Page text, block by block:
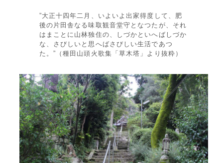
”大正十四年二月、いよいよ出家得度して、肥
後の片田舎なる味取観音堂守となつたが、それ
はまことに山林独住の、しづかといへばしづか
な、さびしいと思へばさびしい生活であつ
た。”（種田山頭火歌集「草木塔」より抜粋）